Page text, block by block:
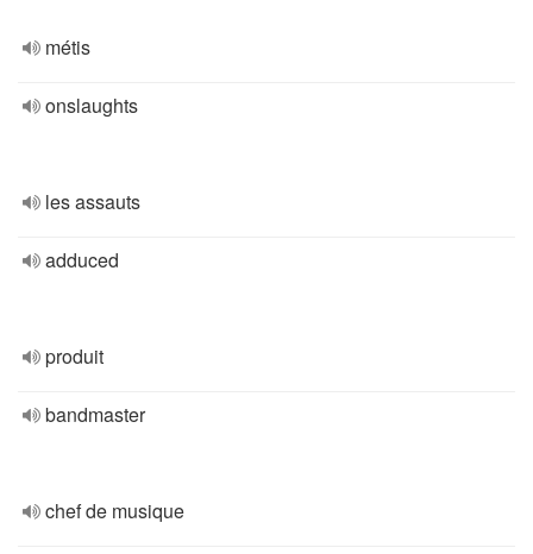
métis
onslaughts
les assauts
adduced
produit
bandmaster
chef de musique